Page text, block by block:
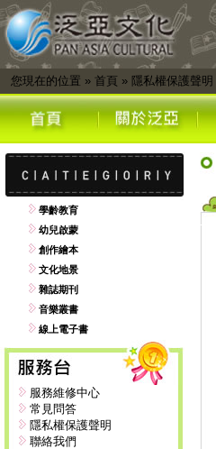
您現在的位置 » 首頁 » 隱私權保護聲明
學齡教育
幼兒啟蒙
創作繪本
文化地景
雜誌期刊
音樂叢書
線上電子書
服務維修中心
常見問答
隱私權保護聲明
聯絡我們